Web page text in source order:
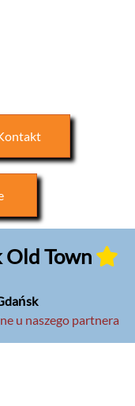
Old Town
u naszego partnera